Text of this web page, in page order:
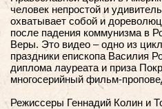
человек непростой и
охватывает собой и
после падения коммунизма в
Веры. Это видео – одно из
праздники епископа Василия
диплома лауреата и приза
многосерийный фильм-
Режиссеры Геннадий Колин и